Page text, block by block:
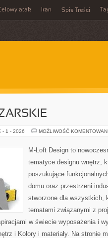
atak Iran Spis Treści
- 1 - 2026 MOŻLIWOŚĆ
M-Loft Design to
tematyce designu wnętrz,
poszukujące
domu oraz przestrzeni
stworzone dla wszystkich,
tematami związanymi z
w świecie wyposażenia i
i Kolory i materiały. Na stronie